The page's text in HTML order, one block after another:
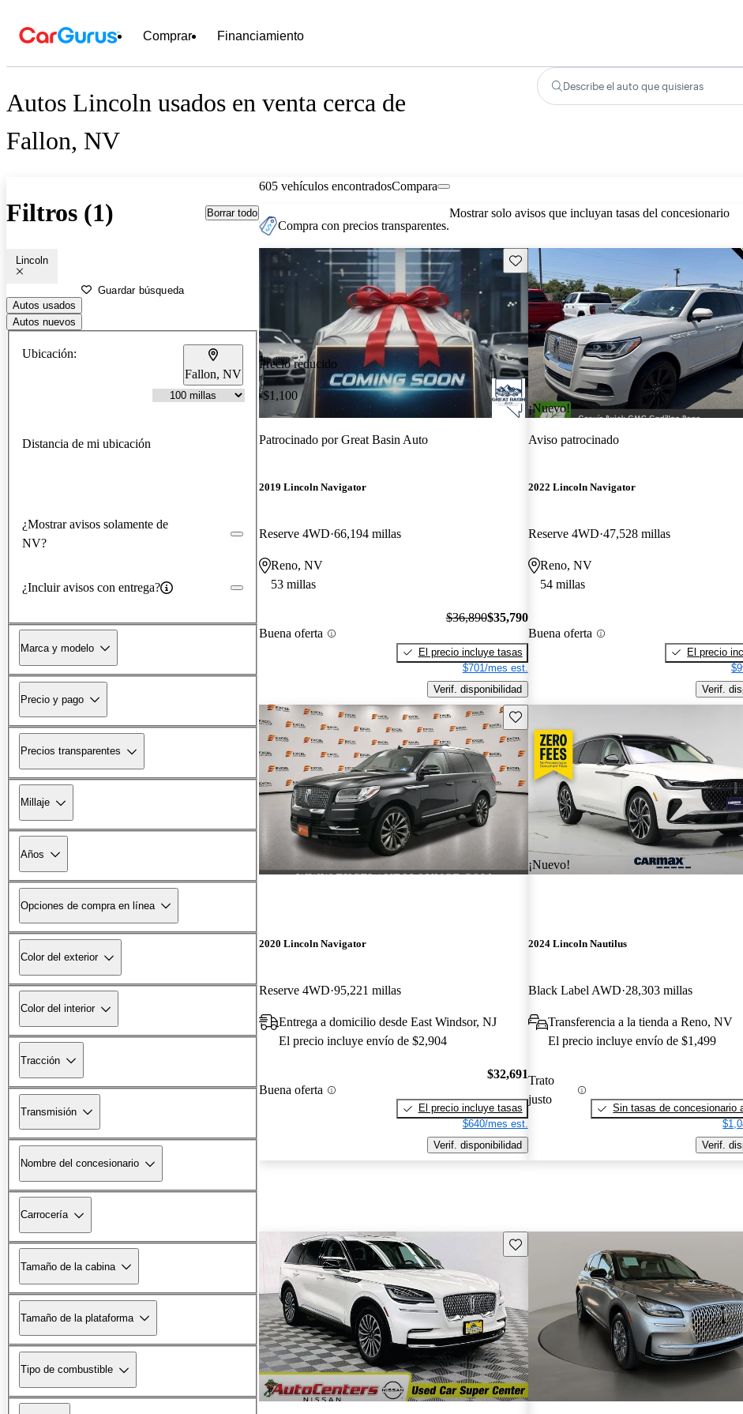
Comprar Financiamiento
Autos Lincoln usados en venta cerca de
Fallon, NV
Describe el auto que quisieras
Filtros (1) Borrar todo
Lincoln
Guardar búsqueda
Autos usados
Autos nuevos
Ubicación:
Fallon, NV
Distancia de mi ubicación
¿Mostrar avisos solamente de
NV?
¿Incluir avisos con entrega?
Marca y modelo
Precio y pago
Precios transparentes
Millaje
Años
Opciones de compra en línea
Color del exterior
Color del interior
Tracción
Transmisión
Nombre del concesionario
Carrocería
Tamaño de la cabina
Tamaño de la plataforma
Tipo de combustible
605 vehículos encontradosCompara
Compra con precios transparentes.
Mostrar solo avisos que incluyan tasas del concesionario
Precio reducido
-$1,100
Guarda este Aviso
Patrocinado porGreat Basin Auto
2019 Lincoln Navigator
Reserve 4WD 66,194 millas
Reno, NV
53 millas
Buena oferta
$36,890$35,790
El precio incluye tasas
$701/mes est.
Verif. disponibilidad
¡Nuevo!
Aviso patrocinado
2022 Lincoln Navigator
Reserve 4WD 47,528 millas
Reno, NV
54 millas
Buena oferta
El precio
Verif.
Guarda este Aviso
2020 Lincoln Navigator
Reserve 4WD 95,221 millas
Entrega a domicilio desde East Windsor, NJ
El precio incluye envío de $2,904
Buena oferta
$32,691
El precio incluye tasas
$640/mes est.
Verif. disponibilidad
¡Nuevo!
2024 Lincoln Nautilus
Black Label AWD 28,303 millas
Transferencia a la tienda a Reno, NV
El precio incluye envío de $1,499
Trato
justo
Sin tasas de concesionario
Verif.
Guarda este Aviso